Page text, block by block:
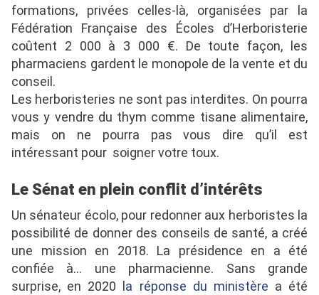
formations, privées celles-là, organisées par la
Fédération Française des Écoles d’Herboristerie
coûtent 2 000 à 3 000 €.
De toute façon, les
pharmaciens gardent le monopole de la vente et du
conseil.
Les herboristeries ne sont pas interdites. On pourra
vous y vendre du thym comme tisane alimentaire,
mais on ne pourra pas vous dire qu’il est
intéressant pour soigner votre toux.
Le Sénat en plein conflit d’intérêts
Un sénateur écolo, pour redonner aux herboristes la
possibilité de donner des conseils de santé, a créé
une mission en 2018. La présidence en a été
confiée à… une pharmacienne. Sans grande
surprise, en 2020
la réponse du ministère a été